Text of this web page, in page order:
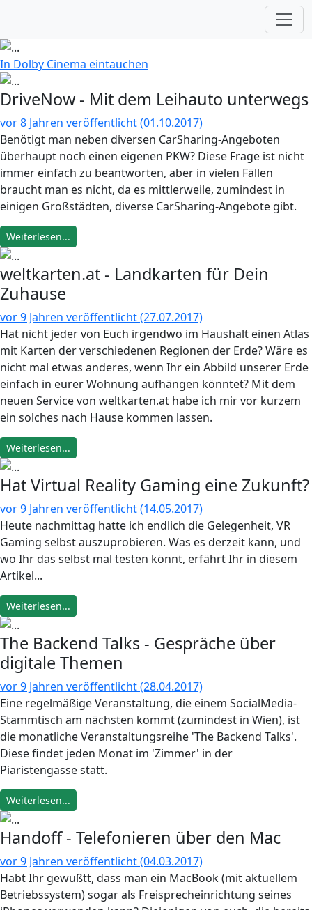
In Dolby Cinema eintauchen
DriveNow - Mit dem Leihauto unterwegs
vor 8 Jahren veröffentlicht (01.10.2017)
Benötigt man neben diversen CarSharing-Angeboten
überhaupt noch einen eigenen PKW? Diese Frage ist nicht
immer einfach zu beantworten, aber in vielen Fällen
braucht man es nicht, da es mittlerweile, zumindest in
einigen Großstädten, diverse CarSharing-Angebote gibt.
Weiterlesen...
weltkarten.at - Landkarten für Dein
Zuhause
vor 9 Jahren veröffentlicht (27.07.2017)
Hat nicht jeder von Euch irgendwo im Haushalt einen Atlas
mit Karten der verschiedenen Regionen der Erde? Wäre es
nicht mal etwas anderes, wenn Ihr ein Abbild unserer Erde
einfach in eurer Wohnung aufhängen könntet? Mit dem
neuen Service von weltkarten.at habe ich mir vor kurzem
ein solches nach Hause kommen lassen.
Weiterlesen...
Hat Virtual Reality Gaming eine Zukunft?
vor 9 Jahren veröffentlicht (14.05.2017)
Heute nachmittag hatte ich endlich die Gelegenheit, VR
Gaming selbst auszuprobieren. Was es derzeit kann, und
wo Ihr das selbst mal testen könnt, erfährt Ihr in diesem
Artikel...
Weiterlesen...
The Backend Talks - Gespräche über
digitale Themen
vor 9 Jahren veröffentlicht (28.04.2017)
Eine regelmäßige Veranstaltung, die einem SocialMedia-
Stammtisch am nächsten kommt (zumindest in Wien), ist
die monatliche Veranstaltungsreihe 'The Backend Talks'.
Diese findet jeden Monat im 'Zimmer' in der
Piaristengasse statt.
Weiterlesen...
Handoff - Telefonieren über den Mac
vor 9 Jahren veröffentlicht (04.03.2017)
Habt Ihr gewußtt, dass man ein MacBook (mit aktuellem
Betriebssystem) sogar als Freisprecheinrichtung seines